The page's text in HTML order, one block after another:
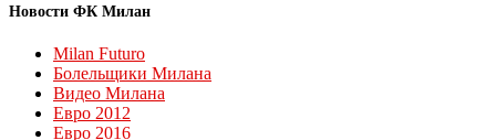
Новости ФК Милан
Milan Futuro
Болельщики Милана
Видео Милана
Евро 2012
Евро 2016